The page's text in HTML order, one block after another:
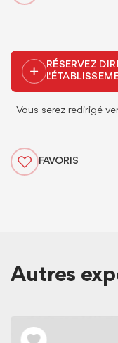
FAVORIS
RÉSERVEZ
Vous serez redirigé
Autres